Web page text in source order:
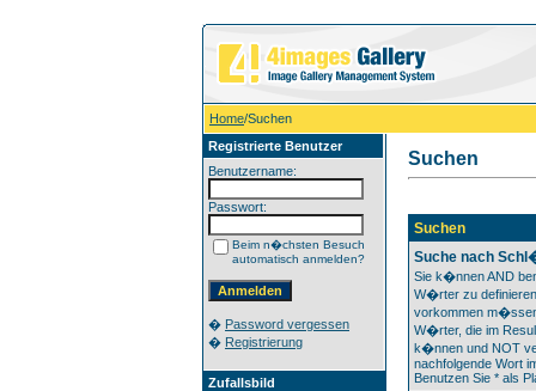
Home/Suchen
Registrierte Benutzer
Benutzername:
Passwort:
Beim n�chsten Besuch
automatisch anmelden?
� Password vergessen
� Registrierung
Zufallsbild
Suchen
Suchen
Suche nach
Sie k�nnen AND
W�rter zu
vorkommen
W�rter, die im
k�nnen und NOT
nachfolgende Wort
Benutzen Sie * als